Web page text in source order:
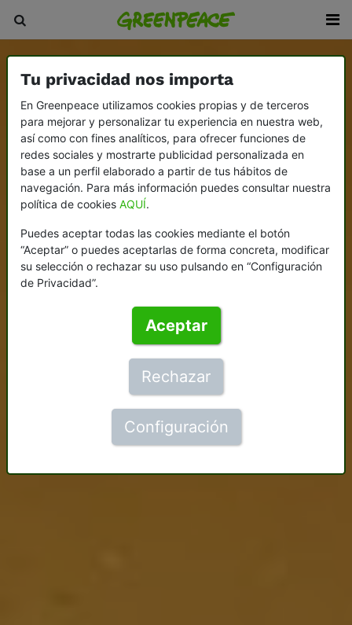
Tu privacidad nos importa
En Greenpeace utilizamos cookies propias y de terceros
para mejorar y personalizar tu experiencia en nuestra web,
así como con fines analíticos, para ofrecer funciones de
redes sociales y mostrarte publicidad personalizada en
base a un perfil elaborado a partir de tus hábitos de
navegación. Para más información puedes consultar nuestra
política de cookies AQUÍ.
Puedes aceptar todas las cookies mediante el botón
“Aceptar” o puedes aceptarlas de forma concreta, modificar
su selección o rechazar su uso pulsando en “Configuración
de Privacidad”.
Aceptar
Rechazar
Configuración